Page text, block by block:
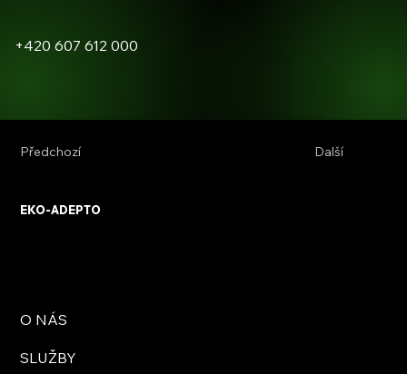
Další
Předchozí
+420 607 612 000
EKO-ADEPTO
O NÁS
SLUŽBY